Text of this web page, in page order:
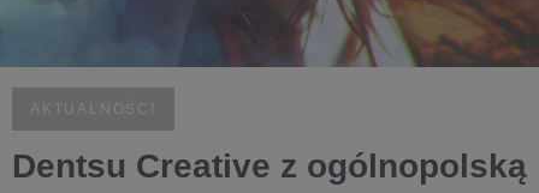
AKTUALNOŚCI
Dentsu Creative z ogólnopolską